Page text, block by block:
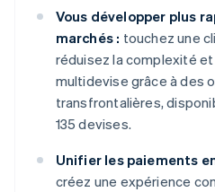
Vous développer plus
marchés : touchez une
réduisez la complexité
multidevise grâce à des
transfrontalières,
135 devises.
Unifier les paiements
créez une expérience